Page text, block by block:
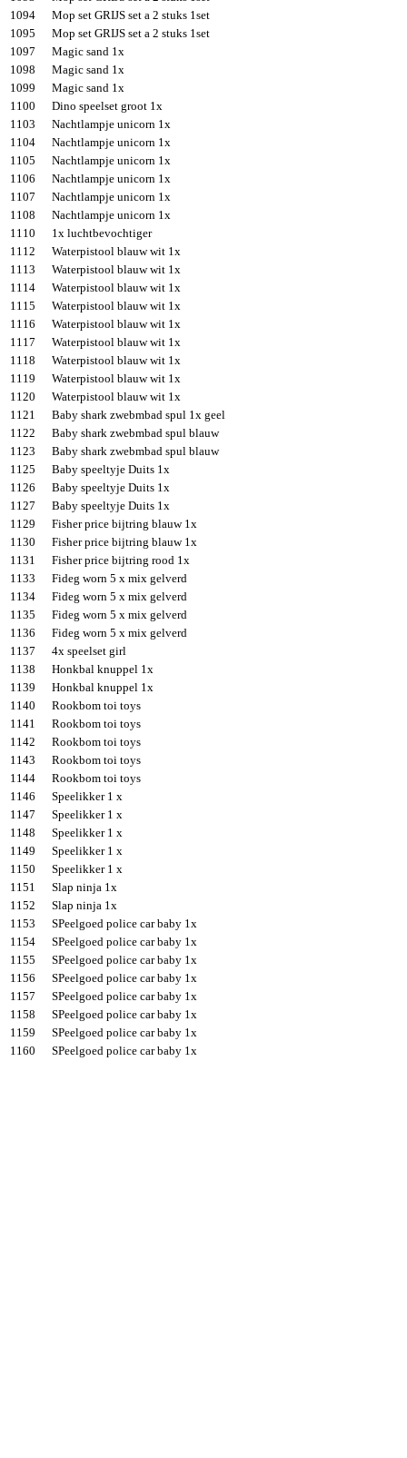
1094
Mop set GRIJS set a 2 stuks 1set
1095
Mop set GRIJS set a 2 stuks 1set
1097
Magic sand 1x
1098
Magic sand 1x
1099
Magic sand 1x
1100
Dino speelset groot 1x
1103
Nachtlampje unicorn 1x
1104
Nachtlampje unicorn 1x
1105
Nachtlampje unicorn 1x
1106
Nachtlampje unicorn 1x
1107
Nachtlampje unicorn 1x
1108
Nachtlampje unicorn 1x
1110
1x luchtbevochtiger
1112
Waterpistool blauw wit 1x
1113
Waterpistool blauw wit 1x
1114
Waterpistool blauw wit 1x
1115
Waterpistool blauw wit 1x
1116
Waterpistool blauw wit 1x
1117
Waterpistool blauw wit 1x
1118
Waterpistool blauw wit 1x
1119
Waterpistool blauw wit 1x
1120
Waterpistool blauw wit 1x
1121
Baby shark zwebmbad spul 1x geel
1122
Baby shark zwebmbad spul blauw
1123
Baby shark zwebmbad spul blauw
1125
Baby speeltyje Duits 1x
1126
Baby speeltyje Duits 1x
1127
Baby speeltyje Duits 1x
1129
Fisher price bijtring blauw 1x
1130
Fisher price bijtring blauw 1x
1131
Fisher price bijtring rood 1x
1133
Fideg worn 5 x mix gelverd
1134
Fideg worn 5 x mix gelverd
1135
Fideg worn 5 x mix gelverd
1136
Fideg worn 5 x mix gelverd
1137
4x speelset girl
1138
Honkbal knuppel 1x
1139
Honkbal knuppel 1x
1140
Rookbom toi toys
1141
Rookbom toi toys
1142
Rookbom toi toys
1143
Rookbom toi toys
1144
Rookbom toi toys
1146
Speelikker 1 x
1147
Speelikker 1 x
1148
Speelikker 1 x
1149
Speelikker 1 x
1150
Speelikker 1 x
1151
Slap ninja 1x
1152
Slap ninja 1x
1153
SPeelgoed police car baby 1x
1154
SPeelgoed police car baby 1x
1155
SPeelgoed police car baby 1x
1156
SPeelgoed police car baby 1x
1157
SPeelgoed police car baby 1x
1158
SPeelgoed police car baby 1x
1159
SPeelgoed police car baby 1x
1160
SPeelgoed police car baby 1x